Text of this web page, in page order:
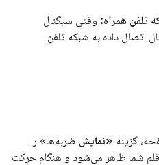
تلفن همراه: وقتی سیگنال
اتصال داده به شبکه تلفن
گزینه «نمایش ضربه‌ها» را
قلم شما ظاهر می‌شود و هنگام حرکت